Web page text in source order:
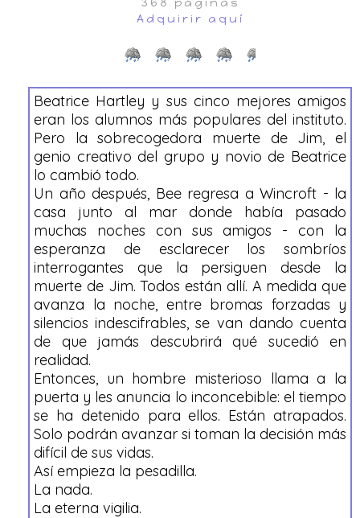
368 páginas
Adquirir aquí
Beatrice Hartley y sus cinco mejores amigos
eran los alumnos más populares del instituto.
Pero la sobrecogedora muerte de Jim, el
genio creativo del grupo y novio de Beatrice
lo cambió todo.
Un año después, Bee regresa a Wincroft - la
casa junto al mar donde había pasado
muchas noches con sus amigos - con la
esperanza de esclarecer los sombríos
interrogantes que la persiguen desde la
muerte de Jim. Todos están allí. A medida que
avanza la noche, entre bromas forzadas y
silencios indescifrables, se van dando cuenta
de que jamás descubrirá qué sucedió en
realidad.
Entonces, un hombre misterioso llama a la
puerta y les anuncia lo inconcebible: el tiempo
se ha detenido para ellos. Están atrapados.
Solo podrán avanzar si toman la decisión más
difícil de sus vidas.
Así empieza la pesadilla.
La nada.
La eterna vigilia.